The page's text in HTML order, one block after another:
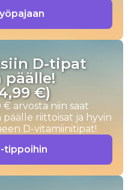
D-tipat
päälle!
€)
€ arvosta niin saat
riittoisat ja hyvin
D-vitamiinitipat!
tippoihin